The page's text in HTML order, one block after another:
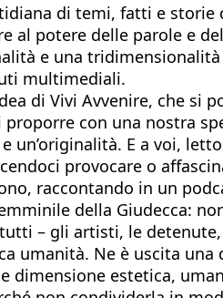
di temi, fatti e
al potere delle parole e
e una
multimediali.
di Vivi Avvenire, che
con una nostra
un’originalità. E a voi,
provocare o
raccontando in un
della Giudecca:
– gli artisti, le
umanità. Ne è uscita
dimensione estetica,